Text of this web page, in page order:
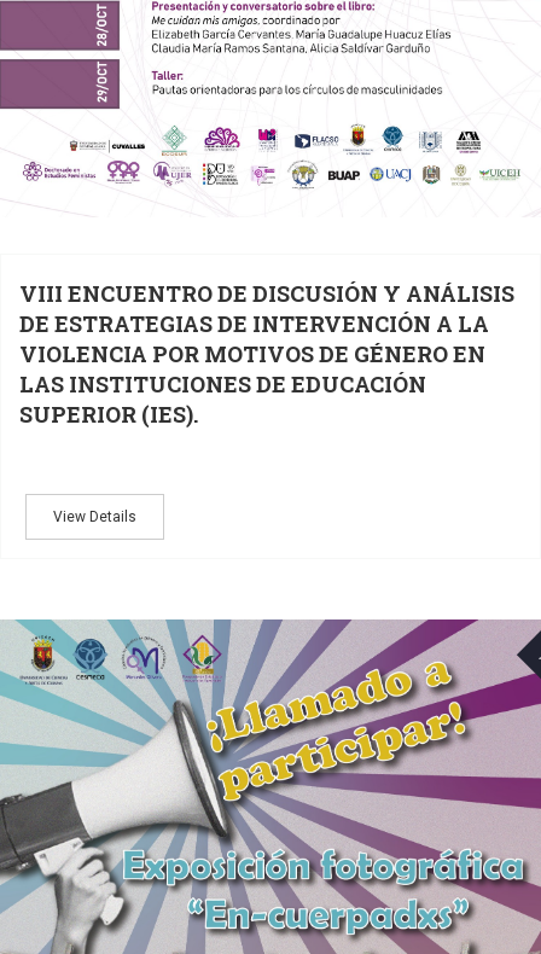
VIII ENCUENTRO DE DISCUSIÓN Y ANÁLISIS
DE ESTRATEGIAS DE INTERVENCIÓN A LA
VIOLENCIA POR MOTIVOS DE GÉNERO EN
LAS INSTITUCIONES DE EDUCACIÓN
SUPERIOR (IES).
View Details